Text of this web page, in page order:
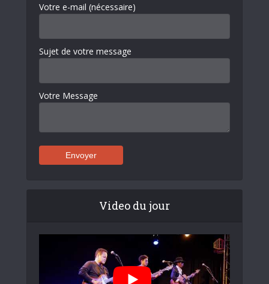
Votre e-mail (nécessaire)
Sujet de votre message
Votre Message
Video du jour